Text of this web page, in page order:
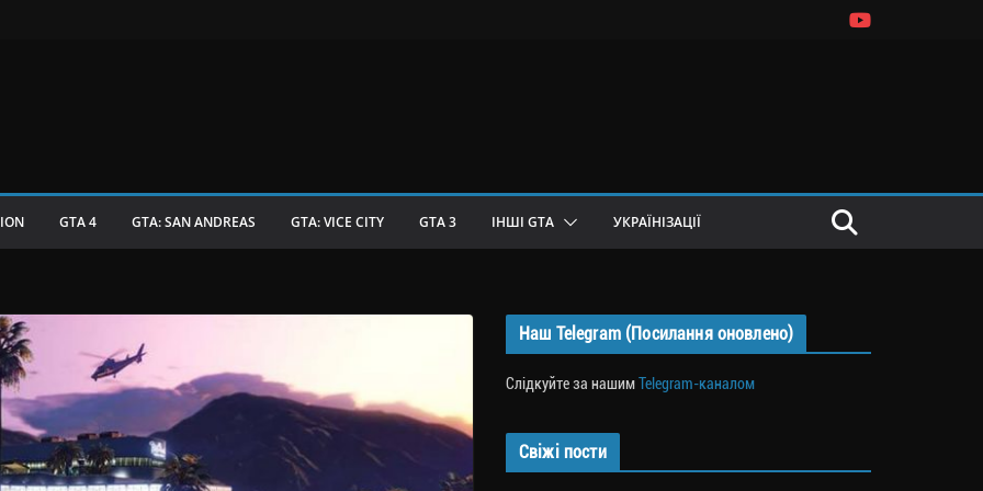
GTA 4 GTA: SAN ANDREAS GTA: VICE CITY GTA 3 ІНШІ GTA УКРАЇНІЗАЦІЇ
Наш Telegram (Посилання оновлено)
Слідкуйте за нашимTelegram-каналом
Свіжі пости